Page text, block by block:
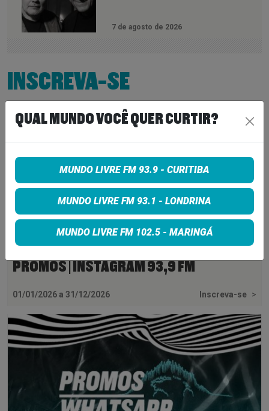
7 de agosto de 2026
INSCREVA-SE
PROMOS | INSTAGRAM 93,9 FM
01/01/2026 a 31/12/2026 Inscreva-se >
QUAL MUNDO VOCÊ QUER CURTIR?
MUNDO LIVRE FM 93.9 - CURITIBA
MUNDO LIVRE FM 93.1 - LONDRINA
MUNDO LIVRE FM 102.5 - MARINGÁ